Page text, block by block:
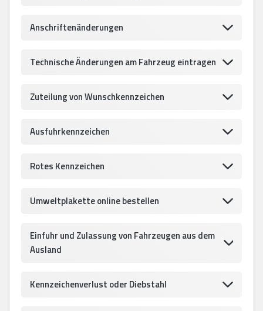
Anschriftenänderungen
Technische Änderungen am Fahrzeug eintragen
Zuteilung von Wunschkennzeichen
Ausfuhrkennzeichen
Rotes Kennzeichen
Umweltplakette online bestellen
Einfuhr und Zulassung von Fahrzeugen aus dem
Ausland
Kennzeichenverlust oder Diebstahl